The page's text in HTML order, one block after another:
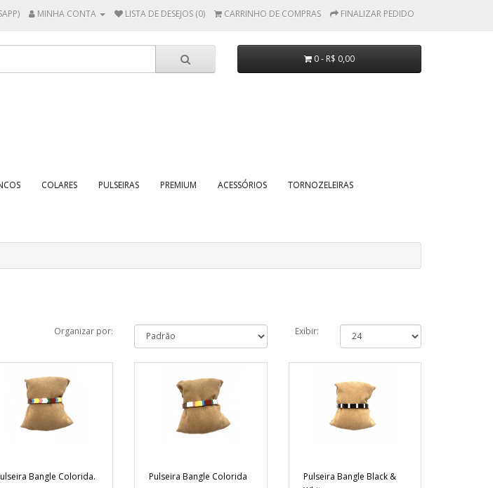
MINHA CONTA LISTA DE DESEJOS (0) CARRINHO DE COMPRAS FINALIZAR PEDIDO
0 - R$ 0,00
COLARES PULSEIRAS PREMIUM ACESSÓRIOS TORNOZELEIRAS
Organizar por: Exibir:
Bangle Colorida. Pulseira Bangle Colorida
Pulseira Bangle Black &